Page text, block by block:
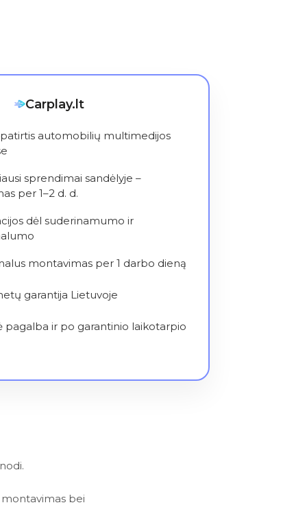
Carplay.lt
automobilių multimedijos
sprendimai sandėlyje –
per 1–2 d. d.
dėl suderinamumo ir
montavimas per 1 darbo dieną
garantija Lietuvoje
pagalba ir po garantinio laikotarpio
bei